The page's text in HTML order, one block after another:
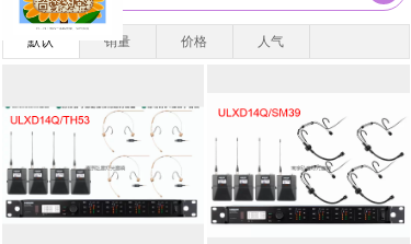
默认 销量 价格 人气